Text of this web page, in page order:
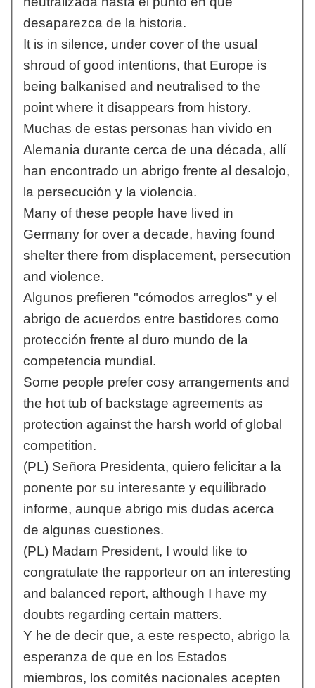
desaparezca de la historia.
It is in silence, under cover of the usual
shroud of good intentions, that Europe is
being balkanised and neutralised to the
point where it disappears from history.
Muchas de estas personas han vivido en
Alemania durante cerca de una década, allí
han encontrado un abrigo frente al desalojo,
la persecución y la violencia.
Many of these people have lived in
Germany for over a decade, having found
shelter there from displacement, persecution
and violence.
Algunos prefieren "cómodos arreglos" y el
abrigo de acuerdos entre bastidores como
protección frente al duro mundo de la
competencia mundial.
Some people prefer cosy arrangements and
the hot tub of backstage agreements as
protection against the harsh world of global
competition.
(PL) Señora Presidenta, quiero felicitar a la
ponente por su interesante y equilibrado
informe, aunque abrigo mis dudas acerca
de algunas cuestiones.
(PL) Madam President, I would like to
congratulate the rapporteur on an interesting
and balanced report, although I have my
doubts regarding certain matters.
Y he de decir que, a este respecto, abrigo la
esperanza de que en los Estados
miembros, los comités nacionales acepten